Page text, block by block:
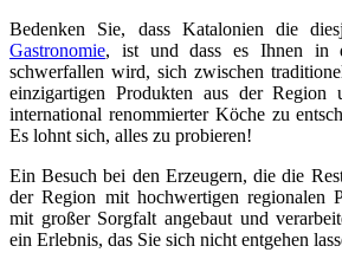
Bedenken Sie, dass Katalonien die
Gastronomie, ist und dass es Ihnen in
schwerfallen wird, sich zwischen
einzigartigen Produkten aus der Region
international renommierter Köche zu
Es lohnt sich, alles zu probieren!
Ein Besuch bei den Erzeugern, die die
der Region mit hochwertigen regionalen
mit großer Sorgfalt angebaut und
ein Erlebnis, das Sie sich nicht entgehen